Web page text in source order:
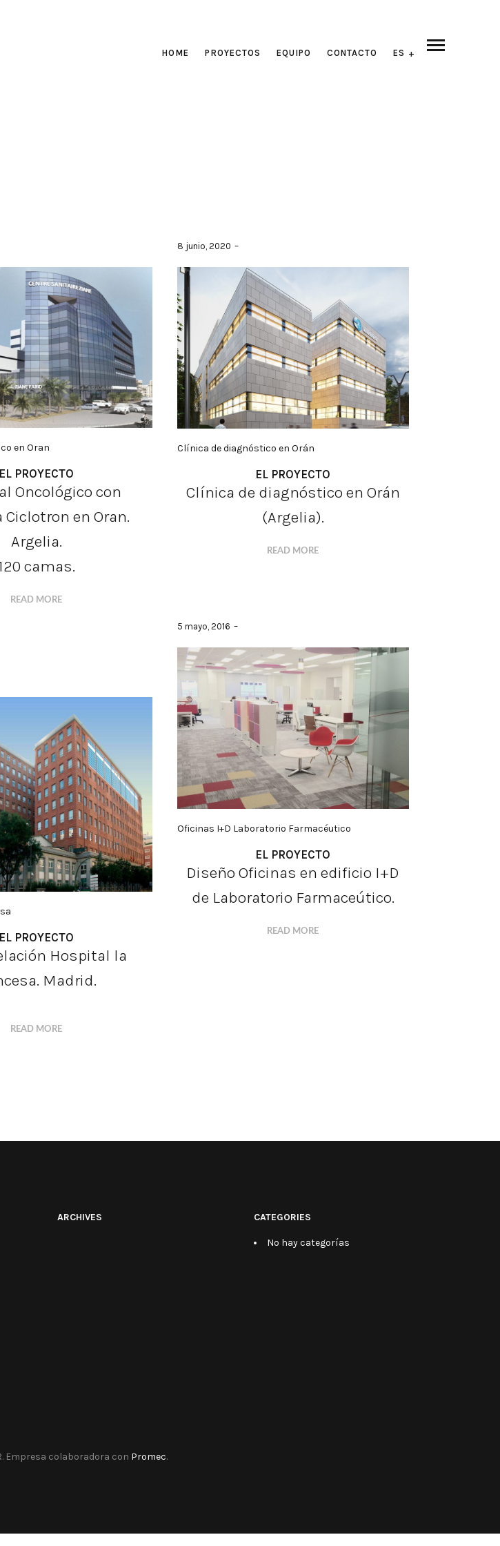
HOME PROYECTOS EQUIPO CONTACTO ES
en Oran
EL PROYECTO
Oncológico con
en Oran.
Argelia.
camas.
READ MORE
8 junio, 2020
Clínica de diagnóstico en Orán
EL PROYECTO
Clínica de diagnóstico en Orán
(Argelia).
READ MORE
5 mayo, 2016
Oficinas I+D Laboratorio Farmacéutico
EL PROYECTO
Diseño Oficinas en edificio I+D
de Laboratorio Farmaceútico.
READ MORE
EL PROYECTO
Hospital la
Madrid.
READ MORE
ARCHIVES CATEGORIES
No hay categorías
Empresa colaboradora con Promec.